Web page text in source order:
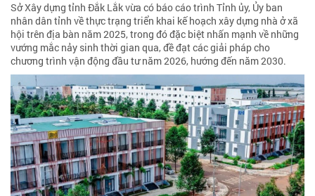
Sở Xây dựng tỉnh Đắk Lắk vừa có báo cáo trình Tỉnh ủy, Ủy ban
nhân dân tỉnh về thực trạng triển khai kế hoạch xây dựng nhà ở xã
hội trên địa bàn năm 2025, trong đó đặc biệt nhấn mạnh về những
vướng mắc nảy sinh thời gian qua, đề đạt các giải pháp cho
chương trình vận động đầu tư năm 2026, hướng đến năm 2030.